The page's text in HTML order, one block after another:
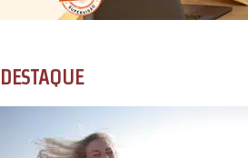
DESTAQUE